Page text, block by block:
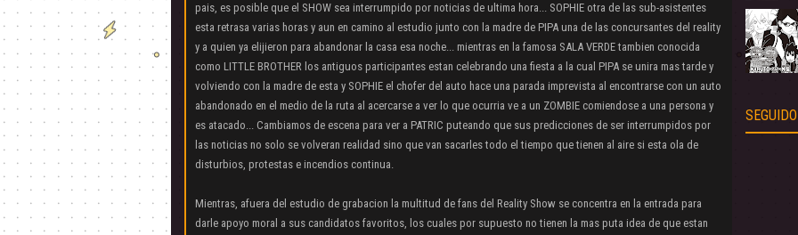
pais, es posible que el SHOW sea interrumpido por noticias de ultima hora... SOPHIE otra de las sub-asistentes
esta retrasa varias horas y aun en camino al estudio junto con la madre de PIPA una de las concursantes del reality
y a quien ya elijieron para abandonar la casa esa noche... mientras en la famosa SALA VERDE tambien conocida
como LITTLE BROTHER los antiguos participantes estan celebrando una fiesta a la cual PIPA se unira mas tarde y
volviendo con la madre de esta y SOPHIE el chofer del auto hace una parada imprevista al encontrarse con un auto
abandonado en el medio de la ruta al acercarse a ver lo que ocurria ve a un ZOMBIE comiendose a una persona y
es atacado... Cambiamos de escena para ver a PATRIC puteando que sus predicciones de ser interrumpidos por
las noticias no solo se volveran realidad sino que van sacarles todo el tiempo que tienen al aire si esta ola de
disturbios, protestas e incendios continua.
Mientras, afuera del estudio de grabacion la multitud de fans del Reality Show se concentra en la entrada para
darle apoyo moral a sus candidatos favoritos, los cuales por supuesto no tienen la mas puta idea de que estan